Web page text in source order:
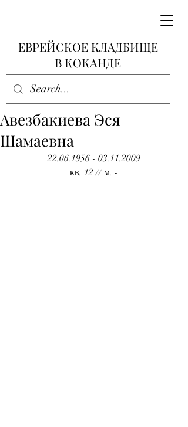
ЕВРЕЙСКОЕ КЛАДБИЩЕ
В КОКАНДЕ
Авезбакиева Эся
Шамаевна
22.06.1956 - 03.11.2009
кв. 12 // м. -